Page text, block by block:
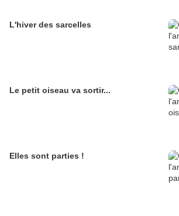
L'hiver des sarcelles
Le petit oiseau va sortir...
Elles sont parties !